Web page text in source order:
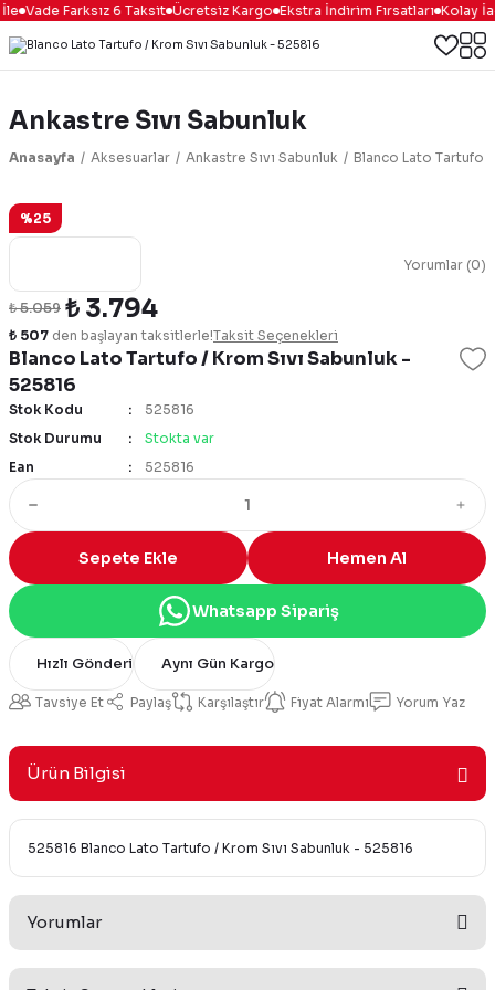
Vade Farksız 6 Taksit Ücretsiz Kargo Ekstra İndirim Fırsatları Kolay
Ankastre Sıvı Sabunluk
Anasayfa Aksesuarlar Ankastre Sıvı Sabunluk Blanco Lato Tartufo /
%25
Yorumlar (0)
Blanco Lato Tartufo / Krom Sıvı Sabunluk -
525816
₺ 5.059 ₺ 3.794
₺ 507 den başlayan taksitlerle!Taksit Seçenekleri
Stok Kodu
525816
Stok Durumu
Stokta var
Ean
525816
Sepete Ekle Hemen Al
Whatsapp Sipariş
Hızlı Gönderi Aynı Gün Kargo
Tavsiye Et Paylaş Karşılaştır Fiyat Alarmı Yorum Yaz
Ürün Bilgisi
525816 Blanco Lato Tartufo / Krom Sıvı Sabunluk - 525816
Yorumlar